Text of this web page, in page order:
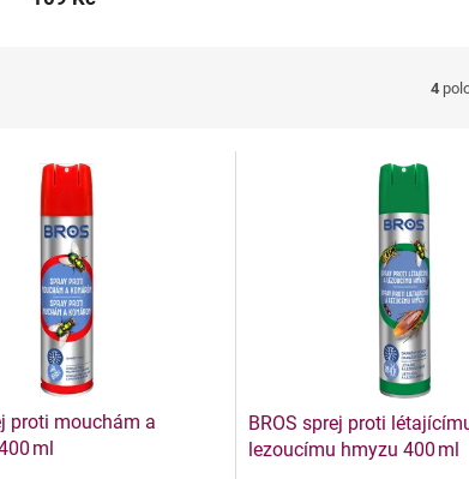
4
proti mouchám a
ml
BROS sprej proti
lezoucímu hmyzu 400 ml